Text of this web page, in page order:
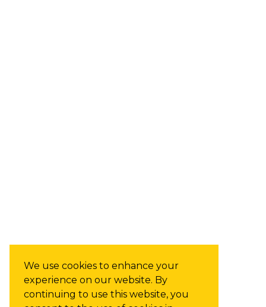
We use cookies to enhance your
experience on our website. By
continuing to use this website, you